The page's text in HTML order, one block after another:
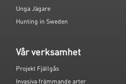
Unga Jägare
Hunting in Sweden
Vår verksamhet
Projekt Fjällgås
Invasiva främmande arter